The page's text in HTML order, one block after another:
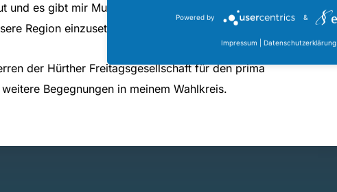
und es gibt mir Mut, mich ebenso weiter aktiv und
Region einzusetzen.
der Hürther Freitagsgesellschaft für den prima
Begegnungen in meinem Wahlkreis.
Powered by &
Impressum Datenschutzerklärung